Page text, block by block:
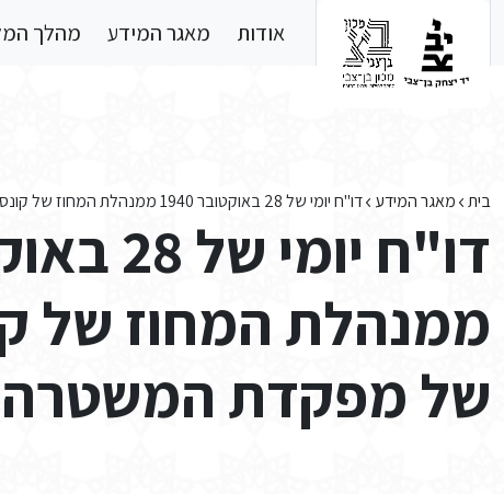
אודות מאגר המידע מהלך
בית מאגר המידע דו"ח יומי של 28 באוקטובר 1940 ממנהלת המחוז של קונסטנטין לקבינט של מפקדת המשטרה צרפתית באלג'יר
ממנהלת המחוז של
של מפקדת המשטרה